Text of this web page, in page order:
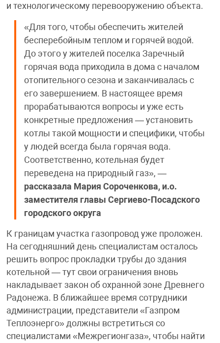
и технологическому перевооружению объекта.
«Для того, чтобы обеспечить жителей
бесперебойным теплом и горячей водой.
До этого у жителей поселка Заречный
горячая вода приходила в дома с началом
отопительного сезона и заканчивалась с
его завершением. В настоящее время
прорабатываются вопросы и уже есть
конкретные предложения — установить
котлы такой мощности и специфики, чтобы
у людей всегда была горячая вода.
Соответственно, котельная будет
переведена на природный газ», —
рассказала Мария Сороченкова, и.о.
заместителя главы Сергиево-Посадского
городского округа
К границам участка газопровод уже проложен.
На сегодняшний день специалистам осталось
решить вопрос прокладки трубы до здания
котельной — тут свои ограничения вновь
накладывает закон об охранной зоне Древнего
Радонежа. В ближайшее время сотрудники
администрации, представители «Газпром
Теплоэнерго» должны встретиться со
специалистами «Межрегионгаза», чтобы найти